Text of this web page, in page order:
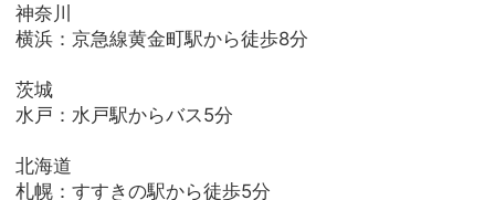
神奈川
横浜：京急線黄金町駅から徒歩8分
茨城
水戸：水戸駅からバス5分
北海道
札幌：すすきの駅から徒歩5分